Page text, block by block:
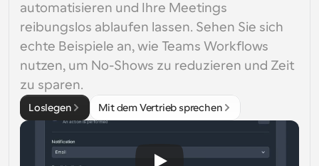
automatisieren und Ihre Meetings
reibungslos ablaufen lassen. Sehen Sie sich
echte Beispiele an, wie Teams Workflows
nutzen, um No-Shows zu reduzieren und Zeit
zu sparen.
Loslegen Mit dem Vertrieb sprechen